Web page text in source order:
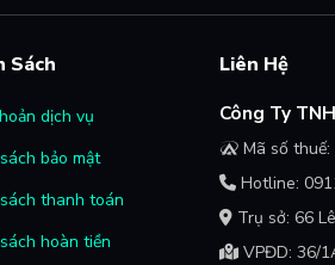
Sách
dịch vụ
bảo mật
thanh toán
hoàn tiền
Liên Hệ
Công Ty
Mã số thuế:
Hotline:
Trụ sở: 66
VPĐD: 36/